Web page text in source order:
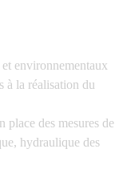
environnementaux
à la réalisation du
place des mesures de
hydraulique des